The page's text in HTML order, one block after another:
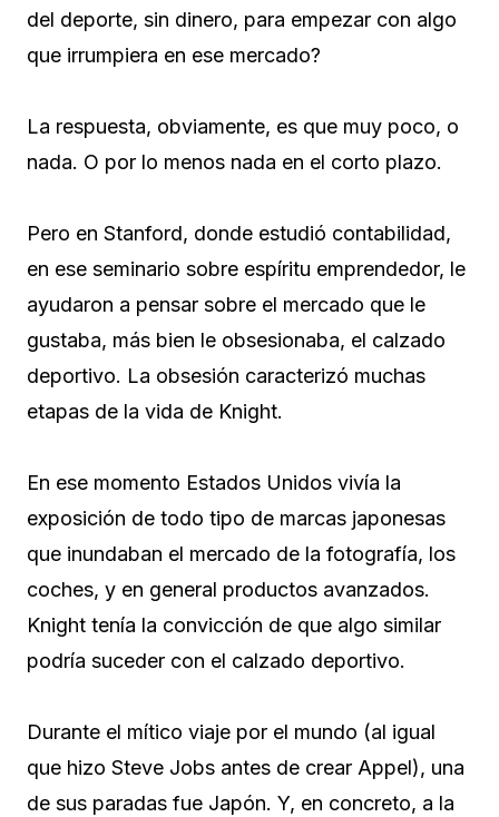
del deporte, sin dinero, para empezar con algo
que irrumpiera en ese mercado?
La respuesta, obviamente, es que muy poco, o
nada. O por lo menos nada en el corto plazo.
Pero en Stanford, donde estudió contabilidad,
en ese seminario sobre espíritu emprendedor, le
ayudaron a pensar sobre el mercado que le
gustaba, más bien le obsesionaba, el calzado
deportivo. La obsesión caracterizó muchas
etapas de la vida de Knight.
En ese momento Estados Unidos vivía la
exposición de todo tipo de marcas japonesas
que inundaban el mercado de la fotografía, los
coches, y en general productos avanzados.
Knight tenía la convicción de que algo similar
podría suceder con el calzado deportivo.
Durante el mítico viaje por el mundo (al igual
que hizo Steve Jobs antes de crear Appel), una
de sus paradas fue Japón. Y, en concreto, a la